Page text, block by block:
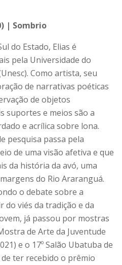
| Sombrio
do Estado, Elias é
pela Universidade do
Como artista, seu
de narrativas poéticas
de objetos
suportes e meios são a
e acrílica sobre lona.
pesquisa passa pela
de uma visão afetiva e que
da história da avó, uma
do Rio Araranguá.
o debate sobre a
viés da tradição e da
já passou por mostras
de Arte da Juventude
e o 17º Salão Ubatuba de
ter recebido o prêmio